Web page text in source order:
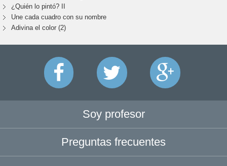
¿Quién lo pintó? II
Une cada cuadro con su nombre
Adivina el color (2)
Soy profesor
Preguntas frecuentes